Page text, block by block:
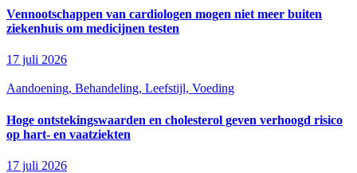
Vennootschappen van cardiologen mogen niet meer buiten
ziekenhuis om medicijnen testen
17 juli 2026
Aandoening, Behandeling, Leefstijl, Voeding
Hoge ontstekingswaarden en cholesterol geven verhoogd risico
op hart- en vaatziekten
17 juli 2026